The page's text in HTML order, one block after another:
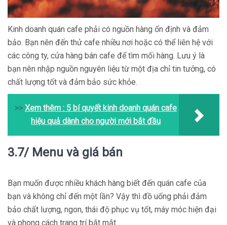
Kinh doanh quán cafe phải có nguồn hàng ổn định và đảm
bảo. Bạn nên đến thử cafe nhiều nơi hoặc có thể liên hệ với
các công ty, cửa hàng bán cafe để tìm mối hàng. Lưu ý là
bạn nên nhập nguồn nguyên liệu từ một địa chỉ tin tưởng, có
chất lượng tốt và đảm bảo sức khỏe.
>> Xem thêm : 5 bí quyết kinh doanh quán cafe
hiệu quả dành cho người mới bắt đầu
3.7/ Menu và giá bán
Bạn muốn được nhiều khách hàng biết đến quán cafe của
bạn và không chỉ đến một lần? Vậy thì đồ uống phải đảm
bảo chất lượng, ngon, thái độ phục vụ tốt, máy móc hiện đại
và phong cách trang trí bắt mắt.